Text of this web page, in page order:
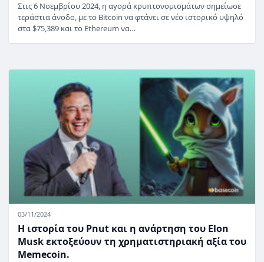
Στις 6 Νοεμβρίου 2024, η αγορά κρυπτονομισμάτων σημείωσε
τεράστια άνοδο, με το Bitcoin να φτάνει σε νέο ιστορικό υψηλό
στα $75,389 και το Ethereum να…
03/11/2024
Η ιστορία του Pnut και η ανάρτηση του Elon
Musk εκτοξεύουν τη χρηματιστηριακή αξία του
Memecoin.